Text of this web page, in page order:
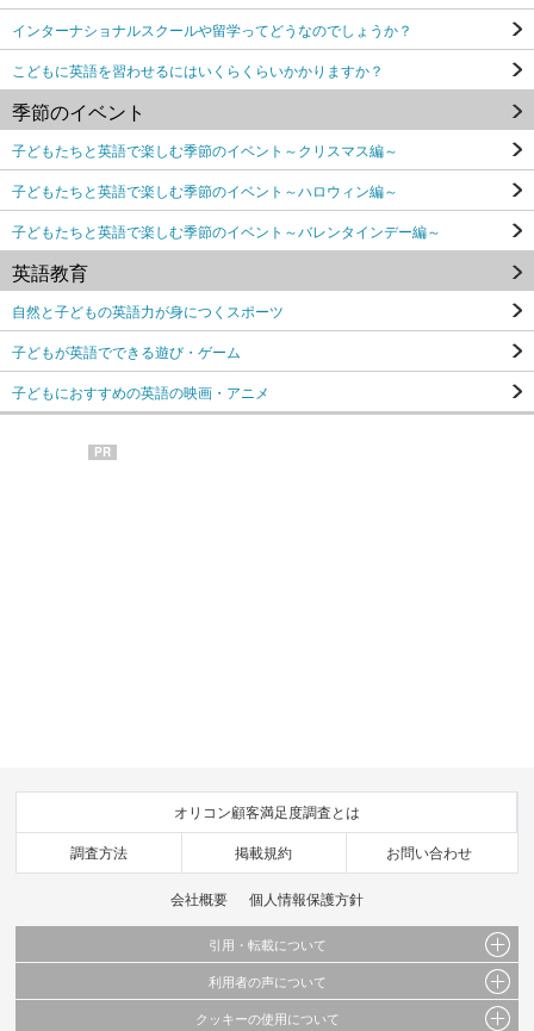
インターナショナルスクールや留学ってどうなのでしょうか？
こどもに英語を習わせるにはいくらくらいかかりますか？
季節のイベント
子どもたちと英語で楽しむ季節のイベント～クリスマス編～
子どもたちと英語で楽しむ季節のイベント～ハロウィン編～
子どもたちと英語で楽しむ季節のイベント～バレンタインデー編～
英語教育
自然と子どもの英語力が身につくスポーツ
子どもが英語でできる遊び・ゲーム
子どもにおすすめの英語の映画・アニメ
PR
オリコン顧客満足度調査とは
調査方法 掲載規約 お問い合わせ
会社概要 個人情報保護方針
引用・転載について
当サイトで公開されている情報（文字、写真、イラスト、画像データ等）及びこれらの配
置・編集および構造などについての著作権は株式会社oricon MEに帰属しております。
利用者の声について
当サイトに掲載している内容はすべてサービスの利用者が提出された見解・感想です。
クッキーの使用について